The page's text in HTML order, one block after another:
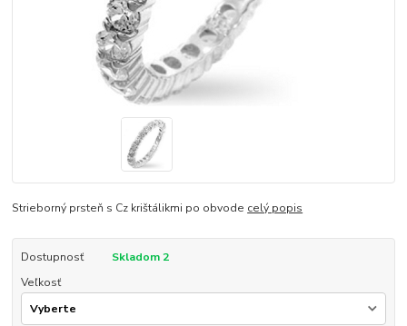
Strieborný prsteň s Cz krištálikmi po obvode celý popis
Dostupnosť
Skladom 2
Veľkosť